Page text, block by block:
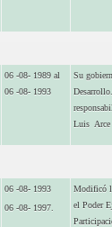
06 -08- 1989 al
06 -08- 1993
Su
Luis Arce
06 -08- 1993
06 -08- 1997.
Modificó
el Poder